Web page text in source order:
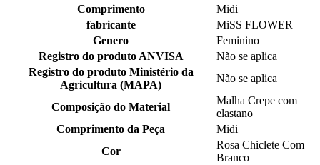
Comprimento
Midi
fabricante
MiSS FLOWER
Genero
Feminino
Registro do produto ANVISA
Não se aplica
Registro do produto Ministério da
Agricultura (MAPA)
Não se aplica
Composição do Material
Malha Crepe com
elastano
Comprimento da Peça
Midi
Cor
Rosa Chiclete Com
Branco